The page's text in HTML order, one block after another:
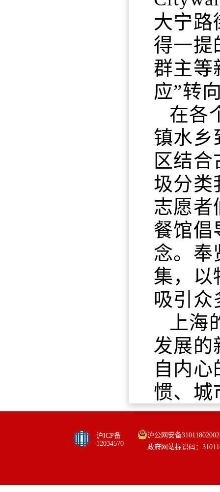
大宁路
得一提
群主等
应”转
在各
镇水乡
区结
圾分类
志愿者
餐馆倡
念。奉
集，以
吸引众
上
发展的
自内
惯、城
沪ICP备
12034570
沪公网安备
政府网站标识码：